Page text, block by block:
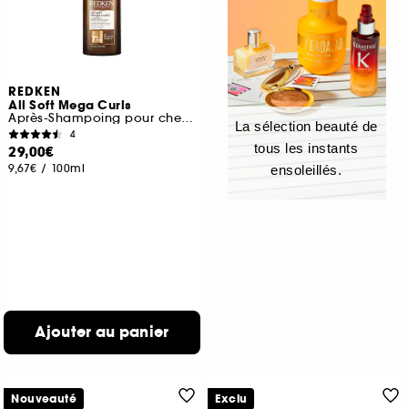
REDKEN
All Soft Mega Curls
Après-Shampoing pour cheveux très secs, bouclés à crépus
4
29,00€
9,67€ / 100ml
Ajouter au panier
La sélection beauté de
tous les instants
ensoleillés.
Nouveauté Exclu